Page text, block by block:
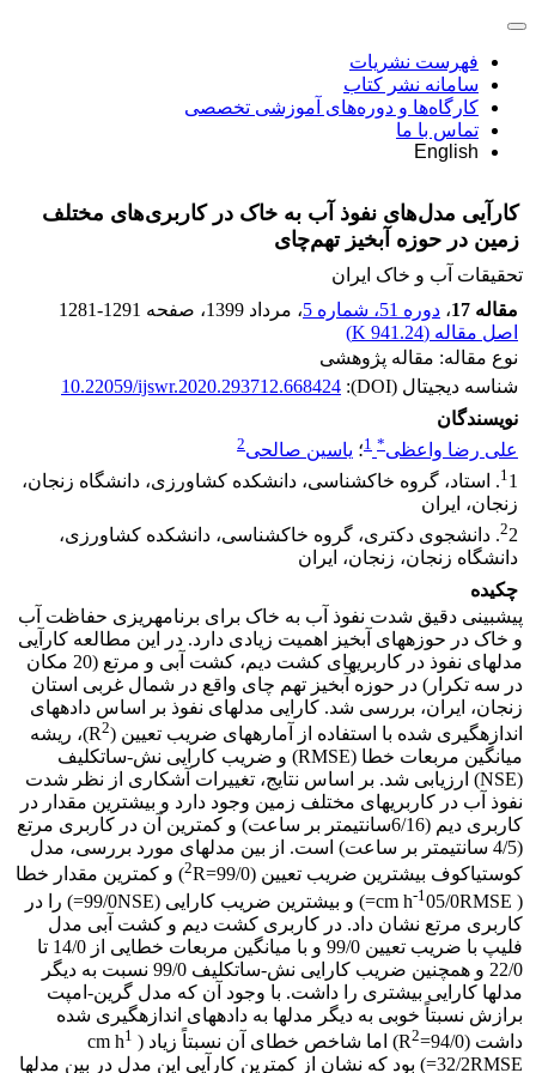
فهرست نشریات
سامانه نشر کتاب
کارگاه‌ها و دوره‌های آموزشی تخصصی
تماس با ما
English
کارآیی مدل‌های نفوذ آب به خاک در کاربری‌های مختلف
زمین در حوزه آبخیز تهم‌چای
تحقیقات آب و خاک ایران
مقاله 17
، دوره 51، شماره 5 ، مرداد 1399 ، صفحه 1281-1291
اصل مقاله (941.24 K
)
نوع مقاله: مقاله پژوهشی
شناسه دیجیتال (DOI):
10.22059/ijswr.2020.293712.668424
نویسندگان
علی رضا واعظی*
1؛ یاسین صالحی2
11. استاد، گروه خاکشناسی، دانشکده کشاورزی، دانشگاه زنجان،
زنجان، ایران
22. دانشجوی دکتری، گروه خاکشناسی، دانشکده کشاورزی،
دانشگاه زنجان، زنجان، ایران
چکیده
پیش­بینی دقیق شدت نفوذ آب به خاک برای برنامه­ریزی حفاظت آب
و خاک در حوزه­های آبخیز اهمیت زیادی دارد. در این مطالعه کارآیی
مدل­های نفوذ در کاربری­های­ کشت دیم، کشت آبی و مرتع (20 مکان
در سه تکرار) در حوزه آبخیز تهم چای واقع در شمال غربی استان
زنجان، ایران، بررسی شد. کارایی مدل­های نفوذ بر اساس داده­های
اندازه­گیری شده با استفاده از آماره­های ضریب تعیین (R2
)، ریشه
میانگین مربعات خطا (RMSE) و ضریب کارایی نش-ساتکلیف
(NSE) ارزیابی شد. بر اساس نتایج، تغییرات آشکاری از نظر شدت
نفوذ آب در کاربری­های مختلف زمین وجود دارد و بیش­ترین مقدار در
کاربری دیم (6/16سانتی­متر بر ساعت) و کمترین آن در کاربری مرتع
(4/5 سانتی­متر بر ساعت) است. از بین مدل­های مورد بررسی، مدل
کوستیاکوف بیشترین ضریب تعیین (99/0=
2R) و کمترین مقدار خطا
( cm h
-1
05/0RMSE=) و بیش­ترین ضریب کارایی (99/0NSE=) را در
کاربری مرتع نشان داد. در کاربری کشت دیم و کشت آبی مدل
فلیپ با ضریب تعیین 99/0 و با میانگین مربعات خطایی از 14/0 تا
22/0 و همچنین ضریب کارایی نش-ساتکلیف 99/0 نسبت به دیگر
مد­ل­ها کارایی بیشتری را داشت. با وجود آن که مدل گرین-امپت
برازش نسبتاً خوبی به دیگر مدل­ها به داده­های اندازه­گیری شده
داشت (94/0=R
2 ) اما شاخص خطای آن نسبتاً زیاد ( cm h 1
32/2RMSE=) بود که نشان از کم­ترین کارآیی این مدل در بین مدل­ها